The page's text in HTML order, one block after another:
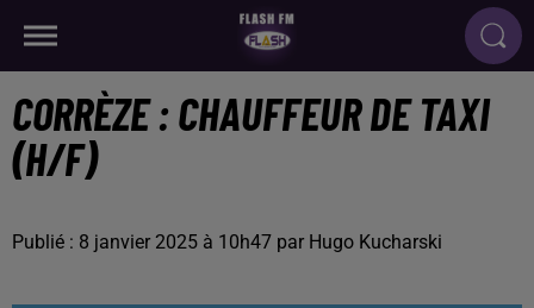
CORRÈZE : CHAUFFEUR DE TAXI
(H/F)
Publié : 8 janvier 2025 à 10h47 par Hugo Kucharski